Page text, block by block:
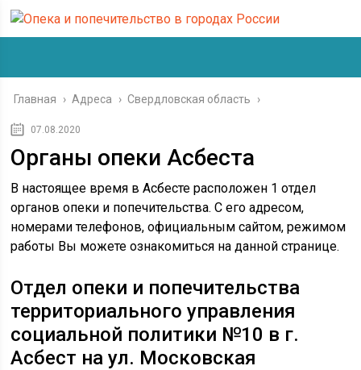
Главная › Адреса › Свердловская область ›
07.08.2020
Органы опеки Асбеста
В настоящее время в Асбесте расположен 1 отдел
органов опеки и попечительства. С его адресом,
номерами телефонов, официальным сайтом, режимом
работы Вы можете ознакомиться на данной странице.
Отдел опеки и попечительства
территориального управления
социальной политики №10 в г.
Асбест на ул. Московская